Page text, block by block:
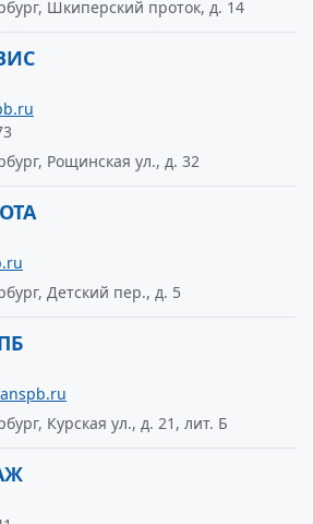
Шкиперский проток, д. 14
Рощинская ул., д. 32
Детский пер., д. 5
Курская ул., д. 21, лит. Б